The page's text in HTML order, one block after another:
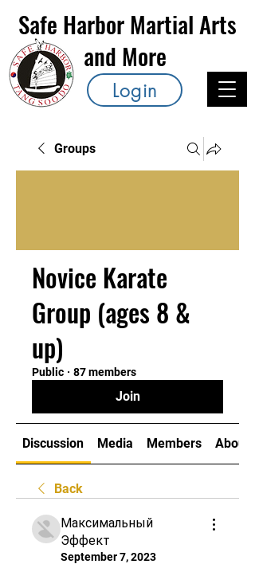
Safe Harbor Martial Arts
and More
Login
Groups
Novice Karate
Group (ages 8 &
up)
Public · 87 members
Join
Discussion Media Members About
Back
Максимальный
Эффект
September 7, 2023